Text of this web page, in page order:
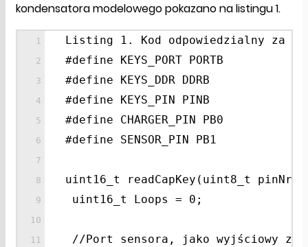
kondensatora modelowego pokazano na listingu 1.
Listing 1. Kod odpowiedzialny za
#define KEYS_PORT PORTB
#define KEYS_DDR DDRB
#define KEYS_PIN PINB
#define CHARGER_PIN PB0
#define SENSOR_PIN PB1
uint16_t readCapKey(uint8_t pinNr){
uint16_t Loops = 0;
//Port sensora, jako wyjściowy ze